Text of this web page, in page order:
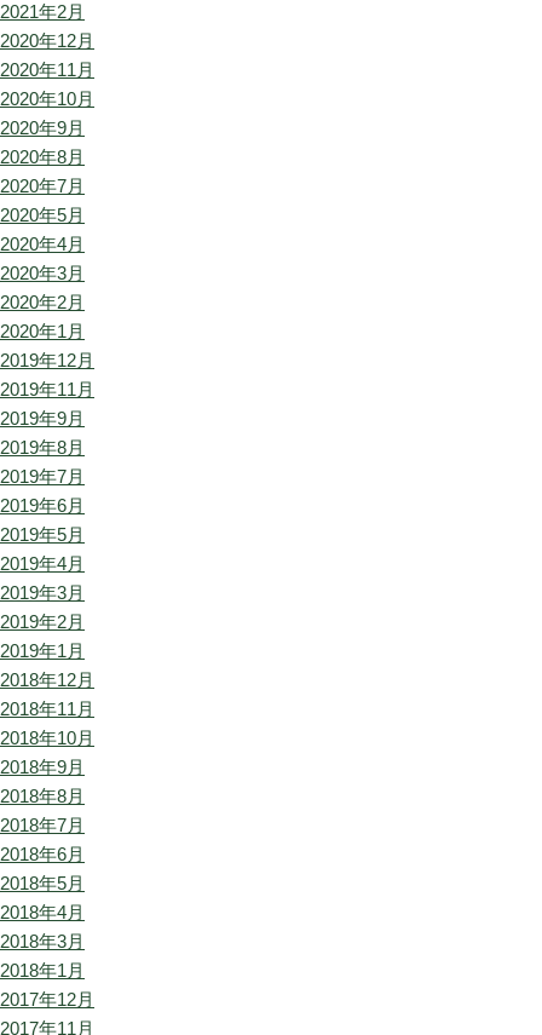
2021年2月
2020年12月
2020年11月
2020年10月
2020年9月
2020年8月
2020年7月
2020年5月
2020年4月
2020年3月
2020年2月
2020年1月
2019年12月
2019年11月
2019年9月
2019年8月
2019年7月
2019年6月
2019年5月
2019年4月
2019年3月
2019年2月
2019年1月
2018年12月
2018年11月
2018年10月
2018年9月
2018年8月
2018年7月
2018年6月
2018年5月
2018年4月
2018年3月
2018年1月
2017年12月
2017年11月